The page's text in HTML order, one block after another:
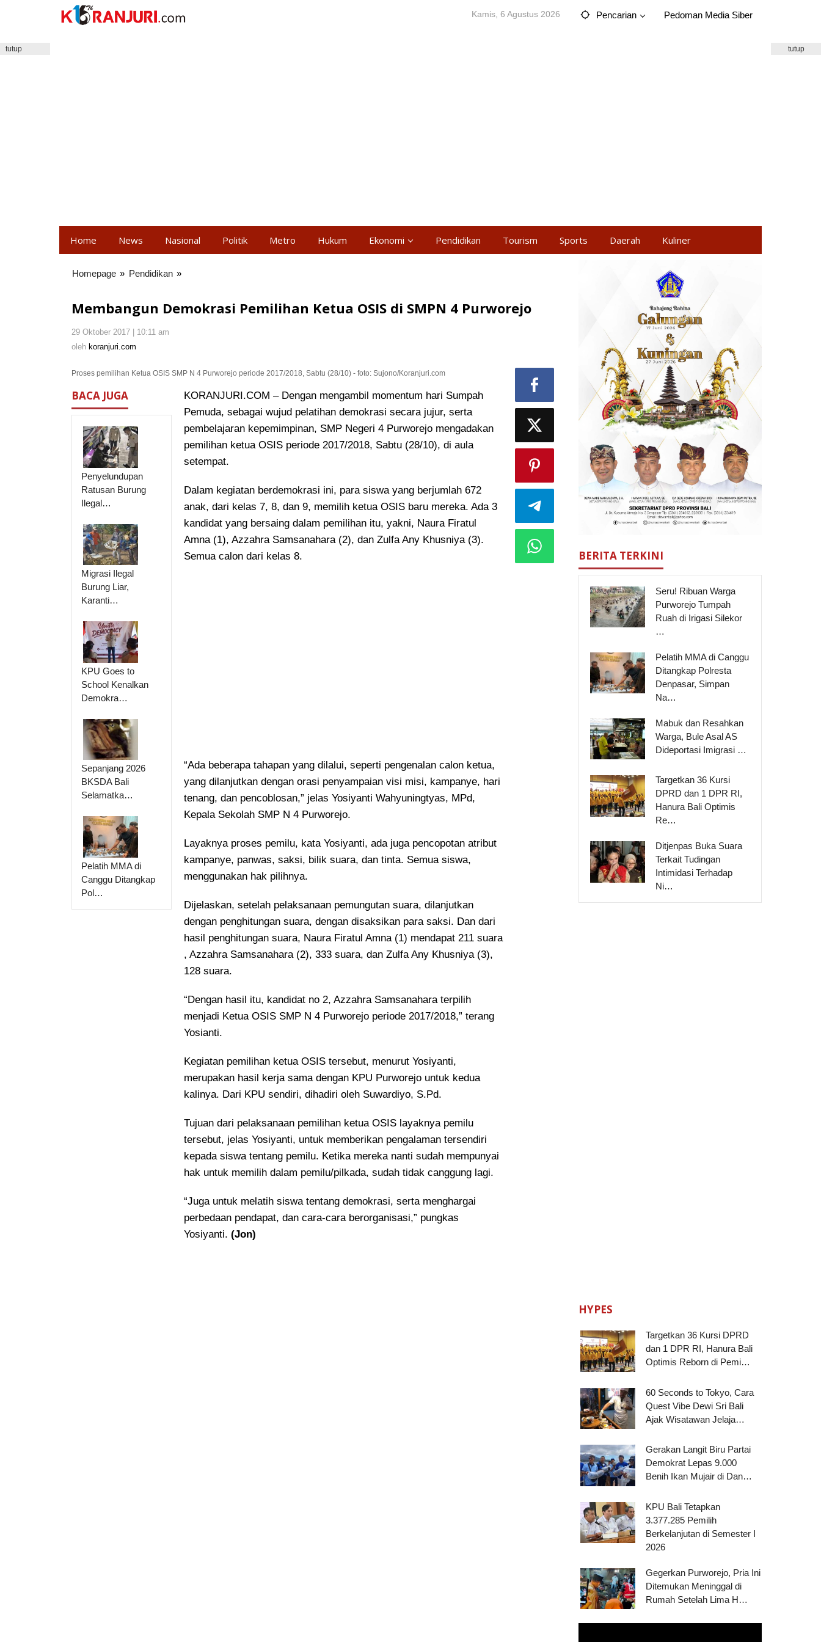
Kamis, 6 Agustus 2026 Pencarian Pedoman Media Siber
Home News Nasional Politik Metro Hukum Ekonomi Pendidikan Tourism Sports Daerah Kuliner
tutup tutup
Homepage » Pendidikan »
Ketua
Membangun Demokrasi Pemilihan Ketua OSIS di SMPN 4 Purworejo
29 Oktober 2017 | 10:11 am
oleh koranjuri.com
Proses pemilihan Ketua OSIS SMP N 4 Purworejo periode 2017/2018, Sabtu (28/10) - foto: Sujono/Koranjuri.com
BACA JUGA
Penyelundupan
Ratusan Burung
Ilegal…
Migrasi Ilegal
Burung Liar,
Karanti…
KPU Goes to
School Kenalkan
Demokra…
Sepanjang 2026
BKSDA Bali
Selamatka…
Pelatih MMA di
Canggu Ditangkap
Pol…
KORANJURI.COM – Dengan mengambil momentum hari Sumpah
Pemuda, sebagai wujud pelatihan demokrasi secara jujur, serta
pembelajaran kepemimpinan, SMP Negeri 4 Purworejo mengadakan
pemilihan ketua OSIS periode 2017/2018, Sabtu (28/10), di aula
setempat.
Dalam kegiatan berdemokrasi ini, para siswa yang berjumlah 672
anak, dari kelas 7, 8, dan 9, memilih ketua OSIS baru mereka. Ada 3
kandidat yang bersaing dalam pemilihan itu, yakni, Naura Firatul
Amna (1), Azzahra Samsanahara (2), dan Zulfa Any Khusniya (3).
Semua calon dari kelas 8.
“Ada beberapa tahapan yang dilalui, seperti pengenalan calon ketua,
yang dilanjutkan dengan orasi penyampaian visi misi, kampanye, hari
tenang, dan pencoblosan,” jelas Yosiyanti Wahyuningtyas, MPd,
Kepala Sekolah SMP N 4 Purworejo.
Layaknya proses pemilu, kata Yosiyanti, ada juga pencopotan atribut
kampanye, panwas, saksi, bilik suara, dan tinta. Semua siswa,
menggunakan hak pilihnya.
Dijelaskan, setelah pelaksanaan pemungutan suara, dilanjutkan
dengan penghitungan suara, dengan disaksikan para saksi. Dan dari
hasil penghitungan suara, Naura Firatul Amna (1) mendapat 211 suara
, Azzahra Samsanahara (2), 333 suara, dan Zulfa Any Khusniya (3),
128 suara.
“Dengan hasil itu, kandidat no 2, Azzahra Samsanahara terpilih
menjadi Ketua OSIS SMP N 4 Purworejo periode 2017/2018,” terang
Yosianti.
Kegiatan pemilihan ketua OSIS tersebut, menurut Yosiyanti,
merupakan hasil kerja sama dengan KPU Purworejo untuk kedua
kalinya. Dari KPU sendiri, dihadiri oleh Suwardiyo, S.Pd.
Tujuan dari pelaksanaan pemilihan ketua OSIS layaknya pemilu
tersebut, jelas Yosiyanti, untuk memberikan pengalaman tersendiri
kepada siswa tentang pemilu. Ketika mereka nanti sudah mempunyai
hak untuk memilih dalam pemilu/pilkada, sudah tidak canggung lagi.
“Juga untuk melatih siswa tentang demokrasi, serta menghargai
perbedaan pendapat, dan cara-cara berorganisasi,” pungkas
Yosiyanti.(Jon)
BERITA TERKINI
Seru! Ribuan Warga
Purworejo Tumpah
Ruah di Irigasi Silekor
…
Pelatih MMA di Canggu
Ditangkap Polresta
Denpasar, Simpan
Na…
Mabuk dan Resahkan
Warga, Bule Asal AS
Dideportasi Imigrasi …
Targetkan 36 Kursi
DPRD dan 1 DPR RI,
Hanura Bali Optimis
Re…
Ditjenpas Buka Suara
Terkait Tudingan
Intimidasi Terhadap
Ni…
HYPES
Targetkan 36 Kursi DPRD
dan 1 DPR RI, Hanura Bali
Optimis Reborn di Pemi…
60 Seconds to Tokyo, Cara
Quest Vibe Dewi Sri Bali
Ajak Wisatawan Jelaja…
Gerakan Langit Biru Partai
Demokrat Lepas 9.000
Benih Ikan Mujair di Dan…
KPU Bali Tetapkan
3.377.285 Pemilih
Berkelanjutan di Semester I
2026
Gegerkan Purworejo, Pria Ini
Ditemukan Meninggal di
Rumah Setelah Lima H…